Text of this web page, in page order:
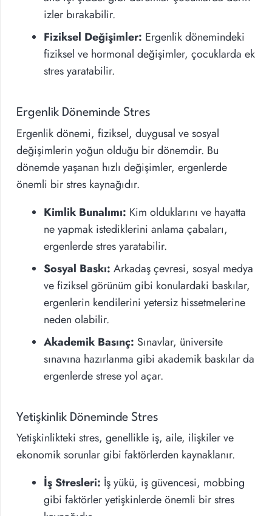
izler bırakabilir.
Fiziksel Değişimler: Ergenlik dönemindeki
fiziksel ve hormonal değişimler, çocuklarda ek
stres yaratabilir.
Ergenlik Döneminde Stres
Ergenlik dönemi, fiziksel, duygusal ve sosyal
değişimlerin yoğun olduğu bir dönemdir. Bu
dönemde yaşanan hızlı değişimler, ergenlerde
önemli bir stres kaynağıdır.
Kimlik Bunalımı: Kim olduklarını ve hayatta
ne yapmak istediklerini anlama çabaları,
ergenlerde stres yaratabilir.
Sosyal Baskı: Arkadaş çevresi, sosyal medya
ve fiziksel görünüm gibi konulardaki baskılar,
ergenlerin kendilerini yetersiz hissetmelerine
neden olabilir.
Akademik Basınç: Sınavlar, üniversite
sınavına hazırlanma gibi akademik baskılar da
ergenlerde strese yol açar.
Yetişkinlik Döneminde Stres
Yetişkinlikteki stres, genellikle iş, aile, ilişkiler ve
ekonomik sorunlar gibi faktörlerden kaynaklanır.
İş Stresleri: İş yükü, iş güvencesi, mobbing
gibi faktörler yetişkinlerde önemli bir stres